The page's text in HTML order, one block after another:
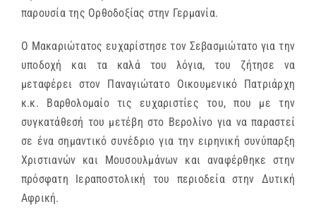
παρουσία της Ορθοδοξίας στην Γερμανία.
Ο Μακαριώτατος ευχαρίστησε τον Σεβασμιώτατο για την
υποδοχή και τα καλά του λόγια, του ζήτησε να
μεταφέρει στον Παναγιώτατο Οικουμενικό Πατριάρχη
κ.κ. Βαρθολομαίο τις ευχαριστίες του, που με την
συγκατάθεσή του μετέβη στο Βερολίνο για να παραστεί
σε ένα σημαντικό συνέδριο για την ειρηνική συνύπαρξη
Χριστιανών και Μουσουλμάνων και αναφέρθηκε στην
πρόσφατη Ιεραποστολική του περιοδεία στην Δυτική
Αφρική.